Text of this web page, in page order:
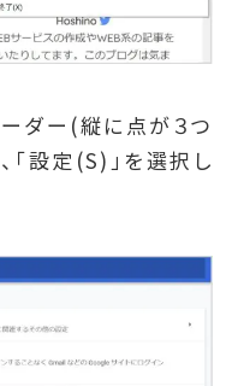
ダー(縦に点が３つ
「設定(S)」を選択し